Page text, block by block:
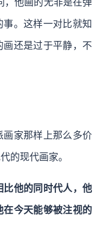
。这样一对比就知
画还是过于平静，不
画家那样上那么多价
的现代画家。
比他的同时代人，他
在今天能够被注视的